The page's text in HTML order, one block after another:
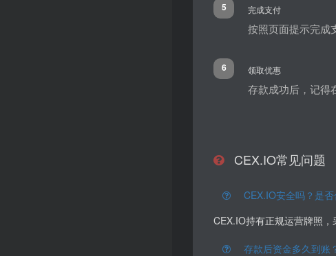
5 完成支付
按照页面提示完成
6 领取优惠
存款成功后，记得
CEX.IO常见问题
CEX.IO安全吗？是否
CEX.IO持有正规运营牌照
存款后资金多久到账